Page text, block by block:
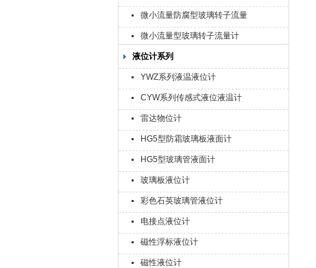
微小流量防腐型玻璃转子流量
计
微小流量型玻璃转子流量计
液位计系列
YWZ系列液温液位计
CYW系列传感式液位液温计
雷达物位计
HG5型防霜玻璃板液面计
HG5型玻璃管液面计
玻璃板液位计
彩色石英玻璃管液位计
电接点液位计
磁性浮标液位计
磁性液位计